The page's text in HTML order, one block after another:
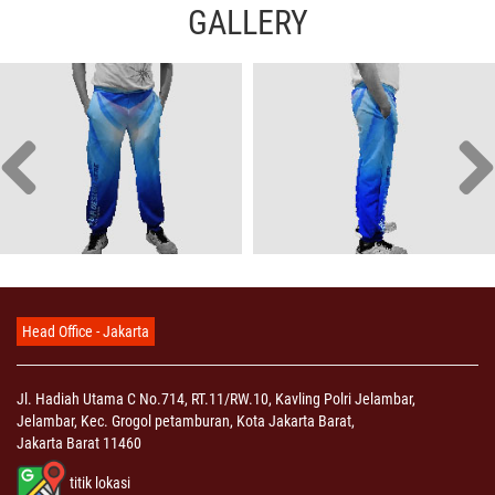
GALLERY
Head Office - Jakarta
Jl. Hadiah Utama C No.714, RT.11/RW.10, Kavling Polri Jelambar,
Jelambar, Kec. Grogol petamburan, Kota Jakarta Barat,
Jakarta Barat 11460
titik lokasi